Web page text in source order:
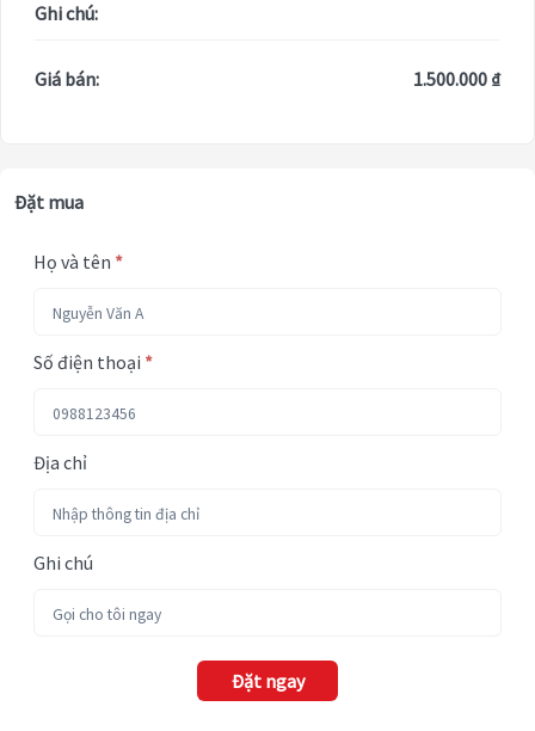
Ghi chú:
Giá bán: 1.500.000 ₫
Đặt mua
Họ và tên *
Số điện thoại *
Địa chỉ
Ghi chú
Đặt ngay